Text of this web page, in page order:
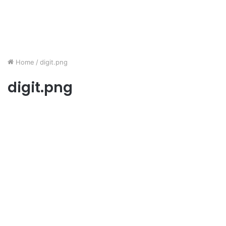
Home / digit.png
digit.png